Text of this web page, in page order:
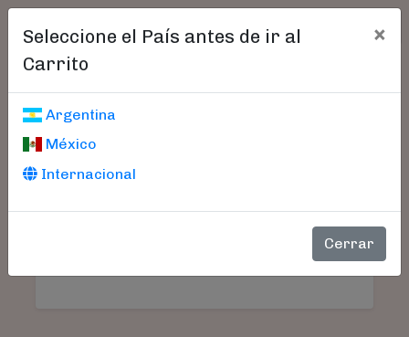
Seleccione el País antes de ir al
Carrito
×
Argentina
México
Internacional
Cerrar
Carrito De Compras
Aún no seleccionó libros.
CANTIDAD